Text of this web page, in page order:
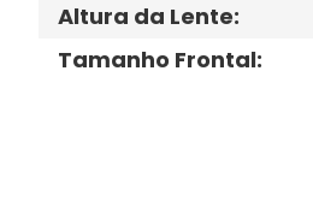
Altura da Lente:
Tamanho Frontal: